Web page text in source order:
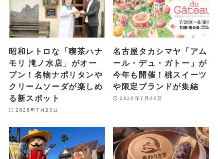
昭和レトロな「喫茶ハナ
モリ 滝ノ水店」がオー
プン！名物ナポリタンや
クリームソーダが楽しめ
る新スポット
2026年7月23日
名古屋タカシマヤ「アム
ール・デュ・ガトー」が
今年も開催！桃スイーツ
や限定ブランドが集結
2026年7月22日